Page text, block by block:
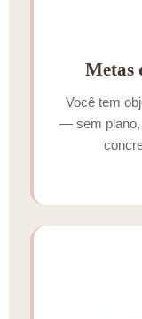
Metas
Você tem
— sem plano,